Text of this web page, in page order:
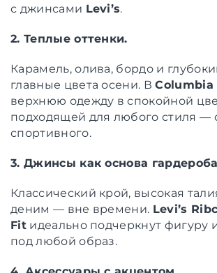
с джинсами Levi’s.
2. Теплые оттенки.
Карамель, олива, бордо и
главные цвета осени. ВColumbia
верхнюю одежду в спокойной
подходящей для любого стиля —
спортивного.
3. Джинсы как основа
Классический крой, высокая
деним — вне времени. Levi’s
Fitидеально подчеркнут фигуру
под любой образ.